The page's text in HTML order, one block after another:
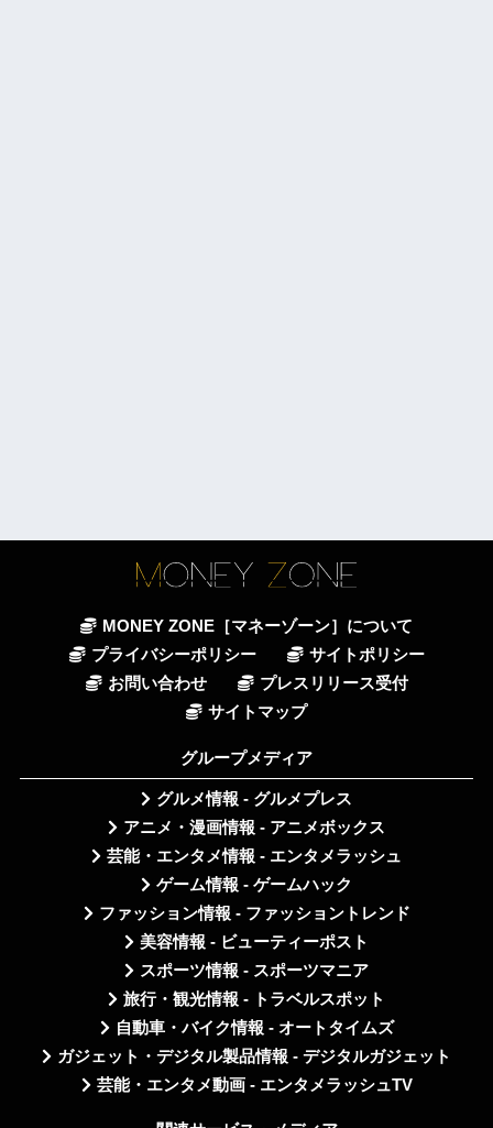
MONEY ZONE［マネーゾーン］について
プライバシーポリシー
サイトポリシー
お問い合わせ
プレスリリース受付
サイトマップ
グループメディア
グルメ情報 - グルメプレス
アニメ・漫画情報 - アニメボックス
芸能・エンタメ情報 - エンタメラッシュ
ゲーム情報 - ゲームハック
ファッション情報 - ファッショントレンド
美容情報 - ビューティーポスト
スポーツ情報 - スポーツマニア
旅行・観光情報 - トラベルスポット
自動車・バイク情報 - オートタイムズ
ガジェット・デジタル製品情報 - デジタルガジェット
芸能・エンタメ動画 - エンタメラッシュTV